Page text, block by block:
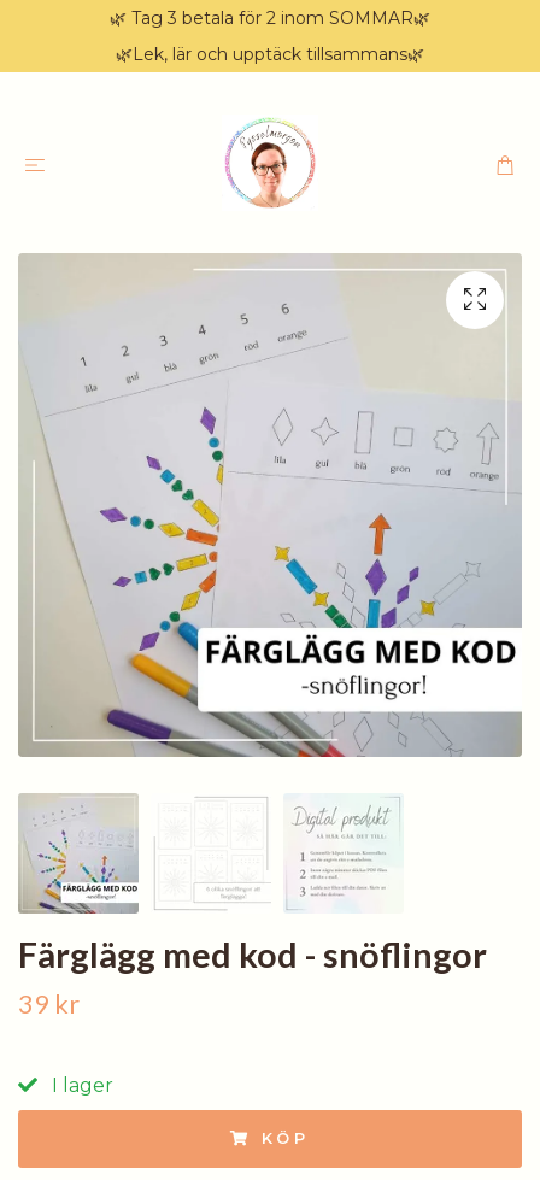
🌿 Tag 3 betala för 2 inom SOMMAR🌿
🌿Lek, lär och upptäck tillsammans🌿
Färglägg med kod - snöflingor
39 kr
I lager
KÖP